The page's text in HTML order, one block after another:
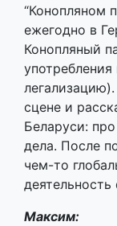
“Конопляном
ежегодно в
Конопляный
сцене и
Беларуси:
дела. После
чем-то
Максим: